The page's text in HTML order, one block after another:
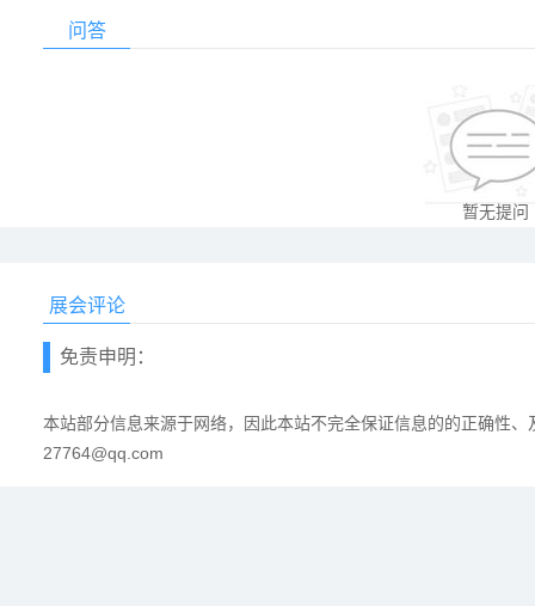
问答
暂无提问
展会评论
免责申明：
本站部分信息来源于网络，因此本站不完全保证信息的的正确性
27764@qq.com